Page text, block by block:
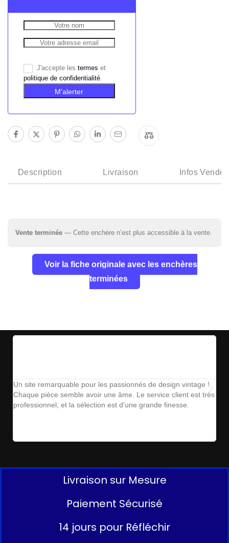
J'accepte les termes et
politique de confidentialité.
M'alerter
Description Livraison Infos
Vente terminée — Cette enchère n’est plus accessible à la vente.
Voir la fiche originale avec les enchères
terminées
Un site remarquable pour les passionnés de design vintage !
Chaque pièce semble avoir une âme. Le service client est très
professionnel, et la sélection est d'une grande finesse.
Livraison sur Mesure
Paiement Sécurisé
14 jours pour Réfléchir